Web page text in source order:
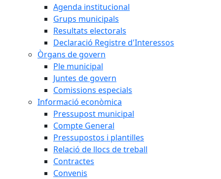
Agenda institucional
Grups municipals
Resultats electorals
Declaració Registre d'Interessos
Òrgans de govern
Ple municipal
Juntes de govern
Comissions especials
Informació econòmica
Pressupost municipal
Compte General
Pressupostos i plantilles
Relació de llocs de treball
Contractes
Convenis